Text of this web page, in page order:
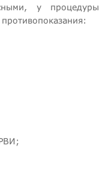
у процедуры